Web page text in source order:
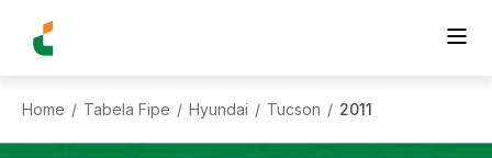
Home / Tabela Fipe / Hyundai / Tucson / 2011